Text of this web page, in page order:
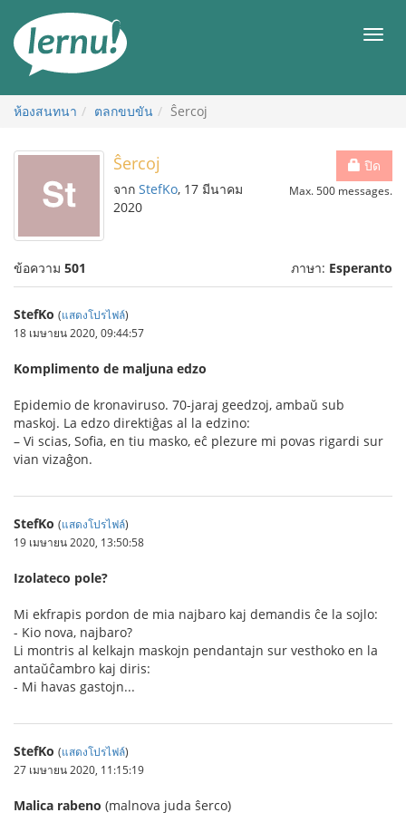
สารบัญ
เมนู
ห้องสนทนา ตลกขบขัน Ŝercoj
ปิด
Max. 500 messages.
Ŝercoj
จาก StefKo, 17 มีนาคม
2020
ข้อความ 501 ภาษา: Esperanto
StefKo (แสดงโปรไฟล์)
18 เมษายน 2020, 09:44:57
Komplimento de maljuna edzo
Epidemio de kronaviruso. 70-jaraj geedzoj, ambaŭ sub
maskoj. La edzo direktiĝas al la edzino:
– Vi scias, Sofia, en tiu masko, eĉ plezure mi povas rigardi sur
vian vizaĝon.
StefKo (แสดงโปรไฟล์)
19 เมษายน 2020, 13:50:58
Izolateco pole?
Mi ekfrapis pordon de mia najbaro kaj demandis ĉe la sojlo:
- Kio nova, najbaro?
Li montris al kelkajn maskojn pendantajn sur vesthoko en la
antaŭĉambro kaj diris:
- Mi havas gastojn...
StefKo (แสดงโปรไฟล์)
27 เมษายน 2020, 11:15:19
Malica rabeno (malnova juda ŝerco)